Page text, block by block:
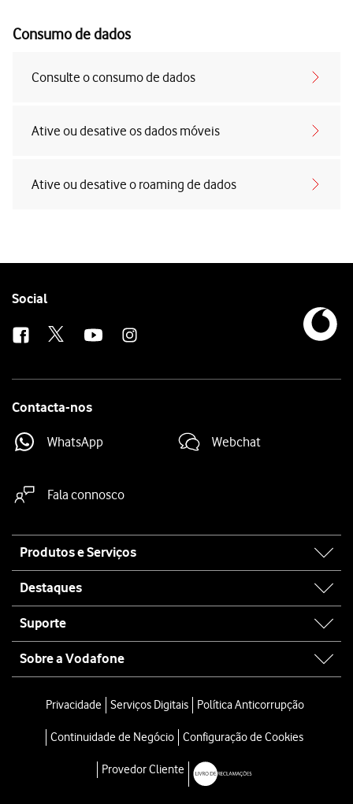
Consumo de dados
Consulte o consumo de dados
Ative ou desative os dados móveis
Ative ou desative o roaming de dados
Follow
Social
Contacta-nos
WhatsApp Webchat
Fala connosco
map
Produtos e Serviços
Destaques
Suporte
Sobre a Vodafone
Privacidade Serviços Digitais Política Anticorrupção
Continuidade de Negócio Configuração de Cookies
Provedor Cliente